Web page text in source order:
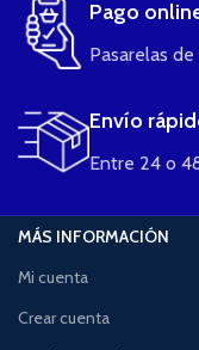
Pago
Pasarelas
Envío
Entre 24 o
MÁS INFORMACIÓN
Mi cuenta
Crear cuenta